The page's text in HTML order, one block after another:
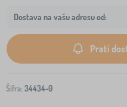
Dostava na vašu adresu od:
Prati
Šifra: 34434-0